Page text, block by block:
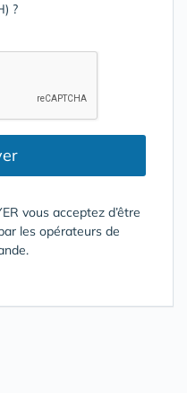
?
vous acceptez d’être
les opérateurs de